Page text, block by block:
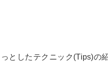
としたテクニック(Tips)の